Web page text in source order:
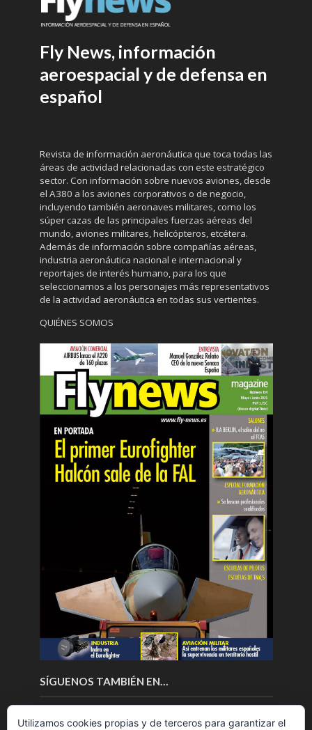
Fly News, información
aeroespacial y de defensa en
español
Revista de información aeronáutica que toca todas las
áreas de actividad relacionadas con este estratégico
sector. Con información sobre nuevos aviones, desde
el A380 a los aviones corporativos o de negocio,
incluyendo también aeronaves militares, como los
súper cazas de las principales fuerzas aéreas del
mundo, aviones militares, helicópteros, etcétera.
Además de información sobre compañías aéreas,
industria aeronáutica nacional e internacional y
reportajes de interés humano, para los que
seleccionamos a los personajes más representativos
de la actividad aeronáutica en todas sus vertientes.
QUIÉNES SOMOS
SÍGUENOS TAMBIÉN EN…
Utilizamos cookies propias y de terceros para garantizar el